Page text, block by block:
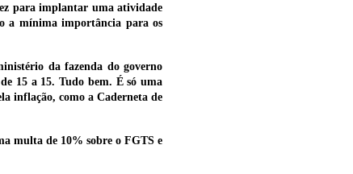
para implantar uma atividade
a mínima importância para os
da fazenda do governo
15 a 15. Tudo bem. É só uma
inflação, como a Caderneta de
multa de 10% sobre o FGTS e